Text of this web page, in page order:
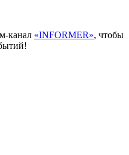
канал «INFORMER», чтобы